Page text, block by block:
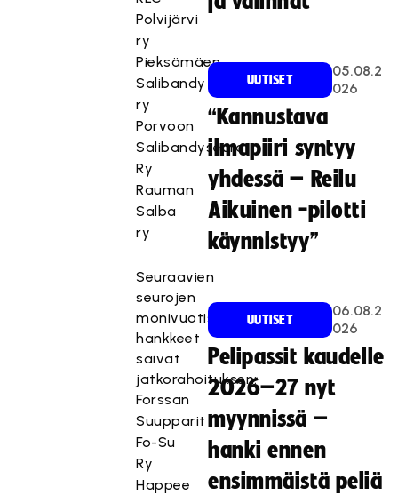
Polvijärvi
ry
Pieksämäen
Salibandy
ry
Porvoon
Salibandyseura
Ry
Rauman
Salba
ry
Seuraavien
seurojen
monivuotiset
hankkeet
saivat
jatkorahoituksen:
Forssan
Suupparit
Fo-Su
Ry
Happee
UUTISET
05.08.2
026
“Kannustava
ilmapiiri syntyy
yhdessä – Reilu
Aikuinen -pilotti
käynnistyy”
UUTISET
06.08.2
026
Pelipassit kaudelle
2026–27 nyt
myynnissä –
hanki ennen
ensimmäistä peliä